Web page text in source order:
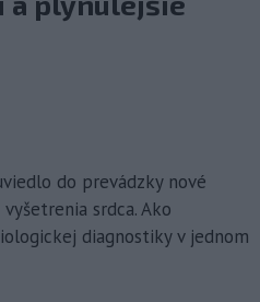
do prevádzky nové
srdca. Ako
diagnostiky v jednom